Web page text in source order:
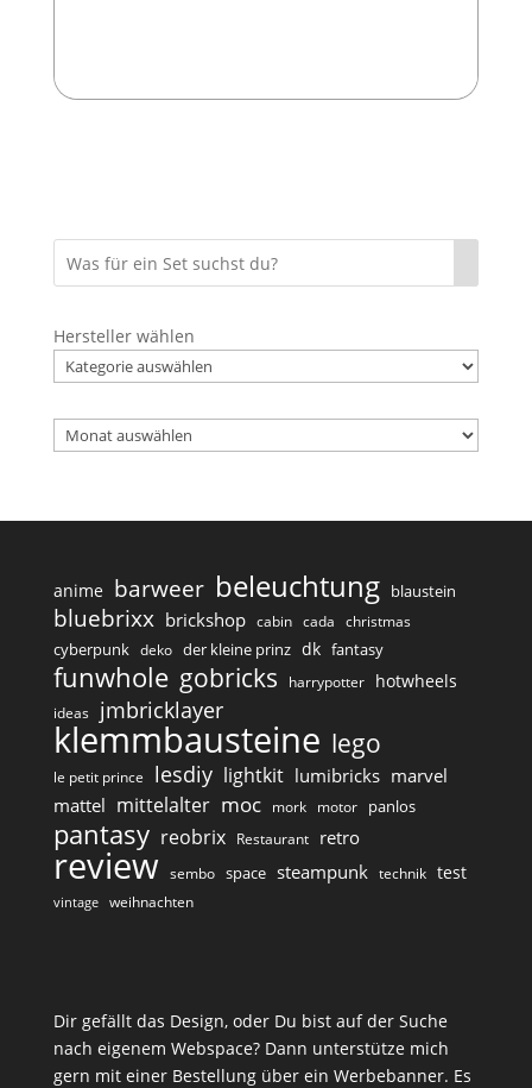
Hersteller wählen
Archiv
anime barweer beleuchtung blaustein
bluebrixx brickshop cabin cada christmas
cyberpunk deko der kleine prinz dk fantasy
funwhole gobricks harrypotter hotwheels
ideas jmbricklayer
klemmbausteine lego
le petit prince lesdiy lightkit lumibricks marvel
mattel mittelalter moc mork motor panlos
pantasy reobrix Restaurant retro
review sembo space steampunk technik test
vintage weihnachten
Dir gefällt das Design, oder Du bist auf der Suche
nach eigenem Webspace? Dann unterstütze mich
gern mit einer Bestellung über ein Werbebanner. Es